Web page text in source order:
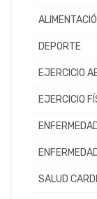
DEPORTE
EJERCICIO
EJERCICIO
SALUD